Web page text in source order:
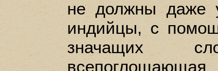
не должны даже
индийцы, с
значащих